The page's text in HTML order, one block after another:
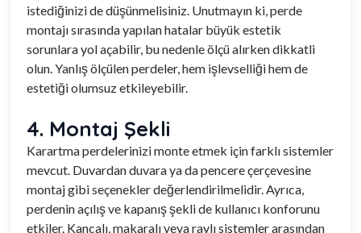
istediğinizi de düşünmelisiniz. Unutmayın ki, perde
montajı sırasında yapılan hatalar büyük estetik
sorunlara yol açabilir, bu nedenle ölçü alırken dikkatli
olun. Yanlış ölçülen perdeler, hem işlevselliği hem de
estetiği olumsuz etkileyebilir.
4. Montaj Şekli
Karartma perdelerinizi monte etmek için farklı sistemler
mevcut. Duvardan duvara ya da pencere çerçevesine
montaj gibi seçenekler değerlendirilmelidir. Ayrıca,
perdenin açılış ve kapanış şekli de kullanıcı konforunu
etkiler. Kancalı, makaralı veya raylı sistemler arasından